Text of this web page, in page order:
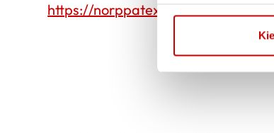
https://norppatex.fi/syke-ry/